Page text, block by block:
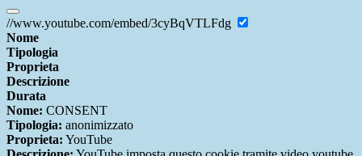
//www.youtube.com/embed/3cyBqVTLFdg
Nome
Tipologia
Proprieta
Descrizione
Durata
Nome: CONSENT
Tipologia: anonimizzato
Proprieta: YouTube